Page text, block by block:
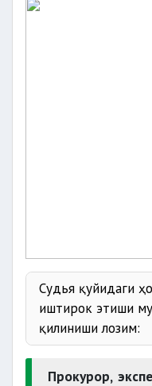
Судья қуйидаги
иштирок этиши
қилиниши лозим:
Прокурор,